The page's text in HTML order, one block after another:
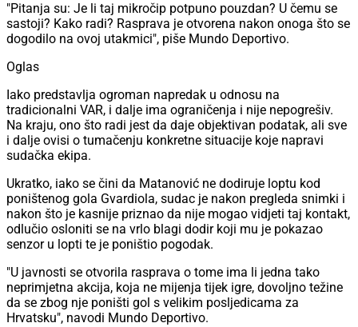
"Pitanja su: Je li taj mikročip potpuno pouzdan? U čemu se
sastoji? Kako radi? Rasprava je otvorena nakon onoga što se
dogodilo na ovoj utakmici", piše Mundo Deportivo.
Oglas
Iako predstavlja ogroman napredak u odnosu na
tradicionalni VAR, i dalje ima ograničenja i nije nepogrešiv.
Na kraju, ono što radi jest da daje objektivan podatak, ali sve
i dalje ovisi o tumačenju konkretne situacije koje napravi
sudačka ekipa.
Ukratko, iako se čini da Matanović ne dodiruje loptu kod
poništenog gola Gvardiola, sudac je nakon pregleda snimki i
nakon što je kasnije priznao da nije mogao vidjeti taj kontakt,
odlučio osloniti se na vrlo blagi dodir koji mu je pokazao
senzor u lopti te je poništio pogodak.
"U javnosti se otvorila rasprava o tome ima li jedna tako
neprimjetna akcija, koja ne mijenja tijek igre, dovoljno težine
da se zbog nje poništi gol s velikim posljedicama za
Hrvatsku", navodi Mundo Deportivo.